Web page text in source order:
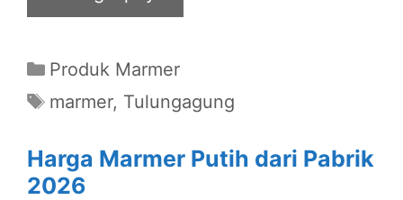
Categories
Produk Marmer
Tags
marmer, Tulungagung
Harga Marmer Putih dari Pabrik
2026